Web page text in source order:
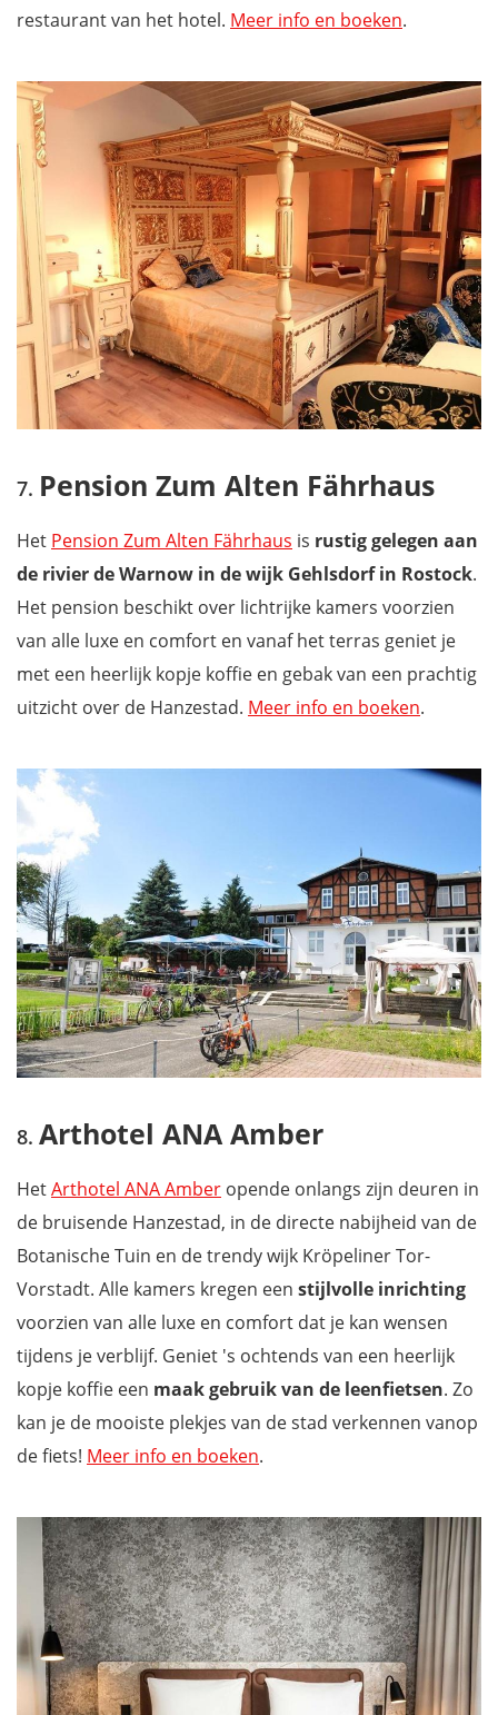
restaurant van het hotel. Meer info en boeken.
Pension Zum Alten Fährhaus
Het Pension Zum Alten Fährhaus is rustig gelegen aan
de rivier de Warnow in de wijk Gehlsdorf in Rostock.
Het pension beschikt over lichtrijke kamers voorzien
van alle luxe en comfort en vanaf het terras geniet je
met een heerlijk kopje koffie en gebak van een prachtig
uitzicht over de Hanzestad. Meer info en boeken.
Arthotel ANA Amber
HetArthotel ANA Amber opende onlangs zijn deuren in
de bruisende Hanzestad, in de directe nabijheid van de
Botanische Tuin en de trendy wijk Kröpeliner Tor-
Vorstadt. Alle kamers kregen een stijlvolle inrichting
voorzien van alle luxe en comfort dat je kan wensen
tijdens je verblijf. Geniet 's ochtends van een heerlijk
kopje koffie een maak gebruik van de leenfietsen. Zo
kan je de mooiste plekjes van de stad verkennen vanop
de fiets! Meer info en boeken.